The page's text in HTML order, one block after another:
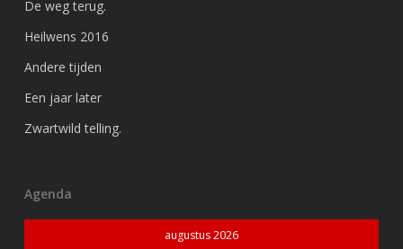
De weg terug.
Heilwens 2016
Andere tijden
Een jaar later
Zwartwild telling.
Agenda
augustus 2026